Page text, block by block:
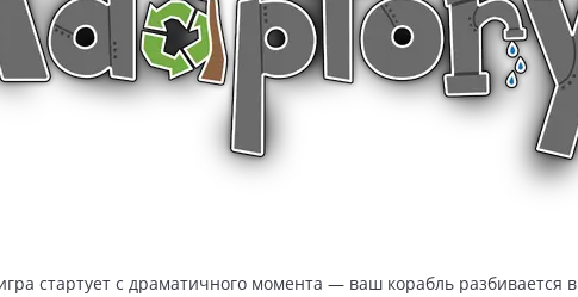
стартует с драматичного момента — ваш корабль разбивается в